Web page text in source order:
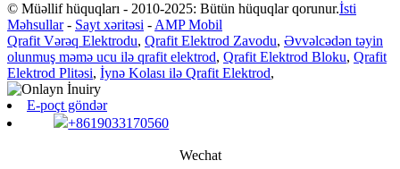
© Müəllif hüquqları - 2010-2025: Bütün hüquqlar qorunur.İsti
Məhsullar- Sayt xəritəsi - AMP Mobil
Qrafit Vərəq Elektrodu, Qrafit Elektrod Zavodu, Əvvəlcədən təyin
olunmuş məmə ucu ilə qrafit elektrod, Qrafit Elektrod Bloku, Qrafit
Elektrod Plitəsi, İynə Kolası ilə Qrafit Elektrod,
E-poçt göndər
+8619033170560
Wechat